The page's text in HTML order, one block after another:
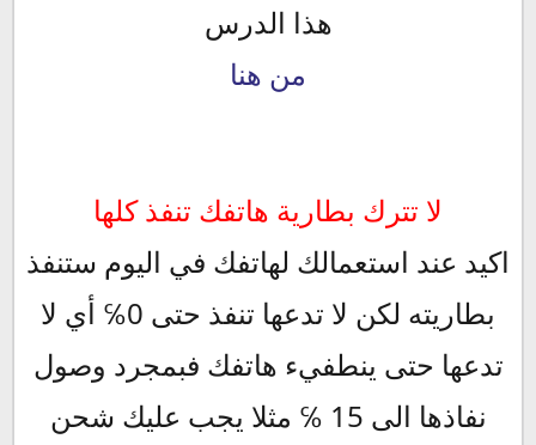
هذا الدرس
من هنا
اكيد عند استعمالك لهاتفك في اليوم ستنفذ
بطاريته لكن لا تدعها تنفذ حتى 0℅ أي لا
تدعها حتى ينطفيء هاتفك فبمجرد وصول
نفاذها الى 15 ℅ مثلا يجب عليك شحن